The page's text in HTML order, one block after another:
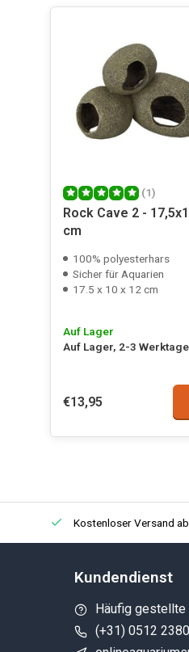
(1)
Rock Cave 2 -
cm
100% polyesterhars
Sicher für Aquarien
17.5 x 10 x 12 cm
Auf Lager
Auf Lager, 2-3 Werktage
€13,95
Kostenloser Versand
Kundendienst
Häufig gestellte
(+31) 0512